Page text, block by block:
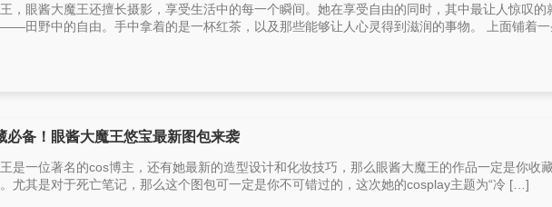
，眼酱大魔王还擅长摄影，享受生活中的每一个瞬间。她在享受自由的同时，其中最让人惊叹的
田野中的自由。手中拿着的是一杯红茶，以及那些能够让人心灵得到滋润的事物。 上面铺着
必备！眼酱大魔王悠宝最新图包来袭
是一位著名的cos博主，还有她最新的造型设计和化妆技巧，那么眼酱大魔王的作品一定是你收
尤其是对于死亡笔记，那么这个图包可一定是你不可错过的，这次她的cosplay主题为“冷 […]